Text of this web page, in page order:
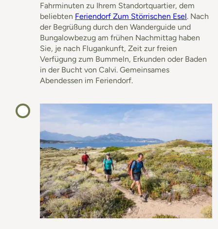
Fahrminuten zu Ihrem Standortquartier, dem
beliebten Feriendorf Zum Störrischen Esel. Nach
der Begrüßung durch den Wanderguide und
Bungalowbezug am frühen Nachmittag haben
Sie, je nach Flugankunft, Zeit zur freien
Verfügung zum Bummeln, Erkunden oder Baden
in der Bucht von Calvi. Gemeinsames
Abendessen im Feriendorf.